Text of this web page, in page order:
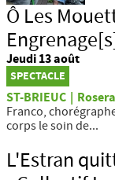
Ô Les
Jeudi 13 août
SPECTACLE
ST-BRIEUC
Franco,
corps le soin de...
L'Estran